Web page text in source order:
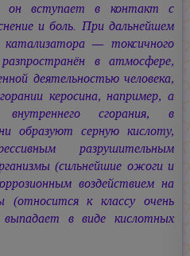
он вступает в контакт с
и боль. При дальнейшем
катализатора — токсичного
в атмосфере,
деятельностью человека,
керосина, например, а
сгорания, в
образуют серную кислоту,
разрушительным
(сильнейшие ожоги и
воздействием на
(относится к классу очень
в виде кислотных